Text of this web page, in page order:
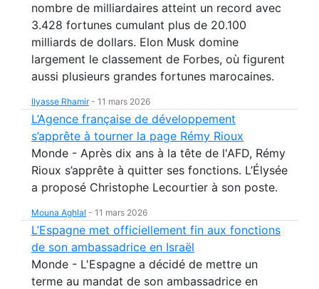
nombre de milliardaires atteint un record avec
3.428 fortunes cumulant plus de 20.100
milliards de dollars. Elon Musk domine
largement le classement de Forbes, où figurent
aussi plusieurs grandes fortunes marocaines.
Ilyasse Rhamir- 11 mars 2026
L’Agence française de développement
s’apprête à tourner la page Rémy Rioux
Monde - Après dix ans à la tête de l'AFD, Rémy
Rioux s’apprête à quitter ses fonctions. L’Élysée
a proposé Christophe Lecourtier à son poste.
Mouna Aghlal - 11 mars 2026
L’Espagne met officiellement fin aux fonctions
de son ambassadrice en Israël
Monde - L'Espagne a décidé de mettre un
terme au mandat de son ambassadrice en